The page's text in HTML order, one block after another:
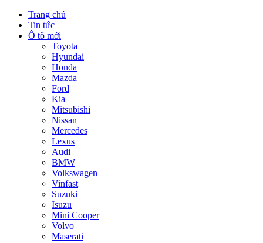
Trang chủ
Tin tức
Ô tô mới
Toyota
Hyundai
Honda
Mazda
Ford
Kia
Mitsubishi
Nissan
Mercedes
Lexus
Audi
BMW
Volkswagen
Vinfast
Suzuki
Isuzu
Mini Cooper
Volvo
Maserati